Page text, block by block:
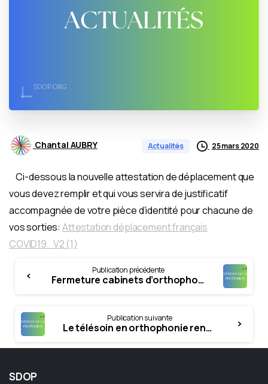
Chantal AUBRY Actualités 25 mars 2020
Ci-dessous la nouvelle attestation de déplacement que
vous devez remplir et qui vous servira de justificatif
accompagnée de votre pièce d’identité pour chacune de
vos sorties: Attestation déplacement français
COVID19_V2 (1)
Reading
Publication précédente
Fermeture cabinets d’orthophonie-ARS 24 mars
Publication suivante
Le télésoin en orthophonie rendu possible- Arrêté du 25 mars 2020
SDOP